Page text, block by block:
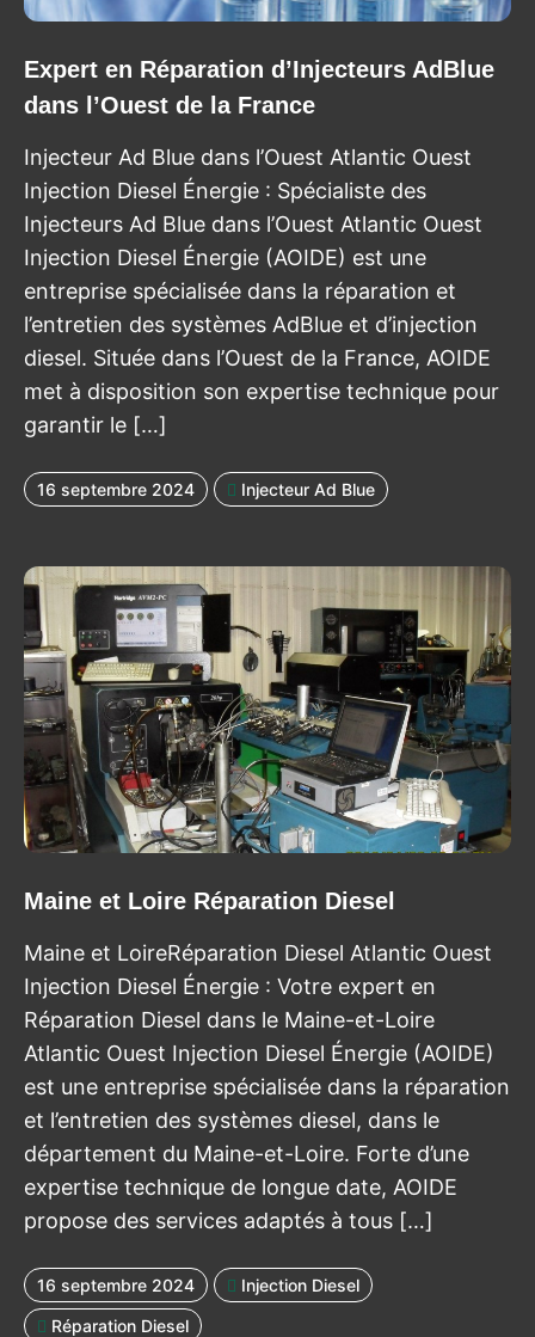
Expert en Réparation d’Injecteurs AdBlue
dans l’Ouest de la France
Injecteur Ad Blue dans l’Ouest Atlantic Ouest
Injection Diesel Énergie : Spécialiste des
Injecteurs Ad Blue dans l’Ouest Atlantic Ouest
Injection Diesel Énergie (AOIDE) est une
entreprise spécialisée dans la réparation et
l’entretien des systèmes AdBlue et d’injection
diesel. Située dans l’Ouest de la France, AOIDE
met à disposition son expertise technique pour
garantir le […]
16 septembre 2024 Injecteur Ad Blue
Maine et Loire Réparation Diesel
Maine et LoireRéparation Diesel Atlantic Ouest
Injection Diesel Énergie : Votre expert en
Réparation Diesel dans le Maine-et-Loire
Atlantic Ouest Injection Diesel Énergie (AOIDE)
est une entreprise spécialisée dans la réparation
et l’entretien des systèmes diesel, dans le
département du Maine-et-Loire. Forte d’une
expertise technique de longue date, AOIDE
propose des services adaptés à tous […]
16 septembre 2024
Injection Diesel
Réparation Diesel